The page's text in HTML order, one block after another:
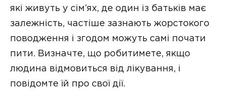
які живуть у сім’ях, де один із батьків має
залежність, частіше зазнають жорстокого
поводження і згодом можуть самі почати
пити. Визначте, що робитимете, якщо
людина відмовиться від лікування, і
повідомте їй про свої дії.